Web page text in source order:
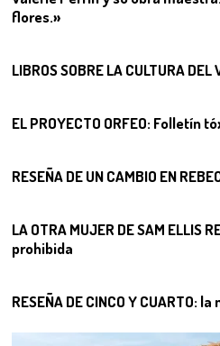
flores.»
LIBROS SOBRE LA CULTURA
EL PROYECTO ORFEO: Folletín
RESEÑA DE UN CAMBIO EN
LA OTRA MUJER DE SAM ELLIS
prohibida
RESEÑA DE CINCO Y CUARTO: